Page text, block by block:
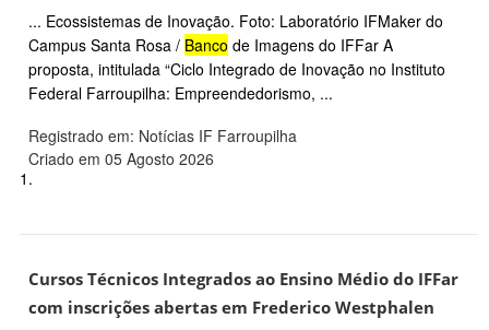
... Ecossistemas de Inovação. Foto: Laboratório IFMaker do
Campus Santa Rosa / Banco de Imagens do IFFar A
proposta, intitulada “Ciclo Integrado de Inovação no Instituto
Federal Farroupilha: Empreendedorismo, ...
Registrado em: Notícias IF Farroupilha
Criado em 05 Agosto 2026
1.
Cursos Técnicos Integrados ao Ensino Médio do IFFar
com inscrições abertas em Frederico Westphalen